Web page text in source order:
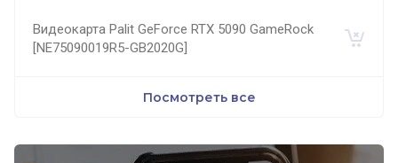
Видеокарта Palit GeForce RTX 5090 GameRock
[NE75090019R5-GB2020G]
Посмотреть все